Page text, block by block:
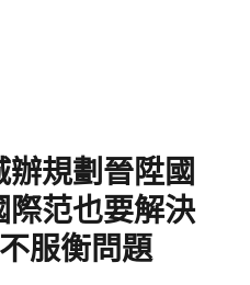
規劃晉陞國
際范也要解決
服衡問題